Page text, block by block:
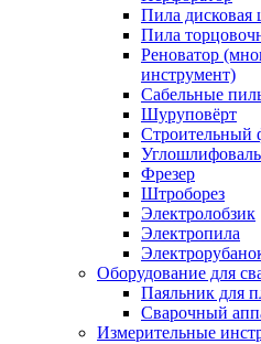
Пила дисковая
Пила
Реноватор
инструмент)
Сабельные
Шуруповёрт
Строительный
Фрезер
Штроборез
Электролобзик
Электропила
Оборудование для
Паяльник для
Сварочный
Измерительные